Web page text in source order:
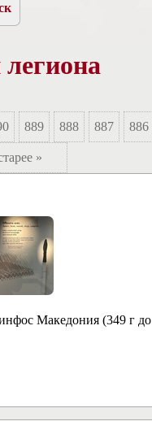
889 888 887 886
»
Македония (349 г